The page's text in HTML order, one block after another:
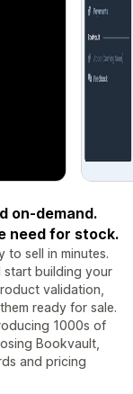
on-demand.
need for stock.
to sell in minutes.
start building your
validation,
ready for sale.
1000s of
Bookvault,
and pricing